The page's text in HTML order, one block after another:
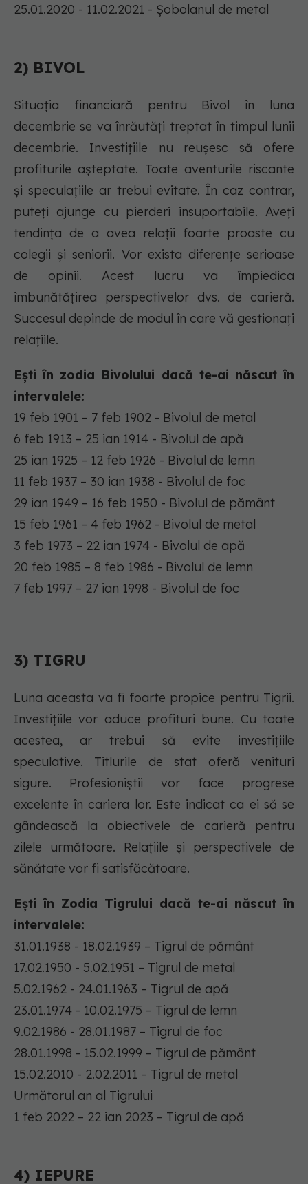
25.01.2020 - 11.02.2021 - Șobolanul de metal
2) BIVOL
Situația financiară pentru Bivol în luna
decembrie se va înrăutăți treptat în timpul lunii
decembrie. Investițiile nu reușesc să ofere
profiturile așteptate. Toate aventurile riscante
și speculațiile ar trebui evitate. În caz contrar,
puteți ajunge cu pierderi insuportabile. Aveți
tendința de a avea relații foarte proaste cu
colegii și seniorii. Vor exista diferențe serioase
de opinii. Acest lucru va împiedica
îmbunătățirea perspectivelor dvs. de carieră.
Succesul depinde de modul în care vă gestionați
relațiile.
Ești în zodia Bivolului dacă te-ai născut în
intervalele:
19 feb 1901 – 7 feb 1902 - Bivolul de metal
6 feb 1913 – 25 ian 1914 - Bivolul de apă
25 ian 1925 – 12 feb 1926 - Bivolul de lemn
11 feb 1937 – 30 ian 1938 - Bivolul de foc
29 ian 1949 – 16 feb 1950 - Bivolul de pământ
15 feb 1961 – 4 feb 1962 - Bivolul de metal
3 feb 1973 – 22 ian 1974 - Bivolul de apă
20 feb 1985 – 8 feb 1986 - Bivolul de lemn
7 feb 1997 – 27 ian 1998 - Bivolul de foc
3) TIGRU
Luna aceasta va fi foarte propice pentru Tigrii.
Investițiile vor aduce profituri bune. Cu toate
acestea, ar trebui să evite investițiile
speculative. Titlurile de stat oferă venituri
sigure. Profesioniștii vor face progrese
excelente în cariera lor. Este indicat ca ei să se
gândească la obiectivele de carieră pentru
zilele următoare. Relațiile și perspectivele de
sănătate vor fi satisfăcătoare.
Ești în Zodia Tigrului dacă te-ai născut în
intervalele:
31.01.1938 - 18.02.1939 – Tigrul de pământ
17.02.1950 - 5.02.1951 – Tigrul de metal
5.02.1962 - 24.01.1963 – Tigrul de apă
23.01.1974 - 10.02.1975 – Tigrul de lemn
9.02.1986 - 28.01.1987 – Tigrul de foc
28.01.1998 - 15.02.1999 – Tigrul de pământ
15.02.2010 - 2.02.2011 – Tigrul de metal
Următorul an al Tigrului
1 feb 2022 – 22 ian 2023 – Tigrul de apă
4) IEPURE